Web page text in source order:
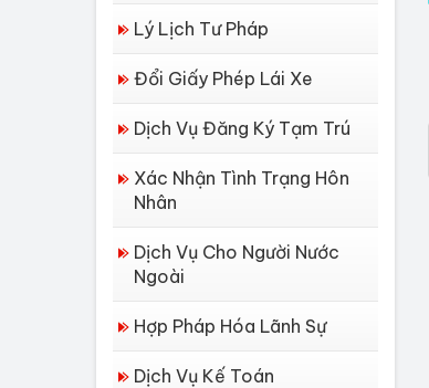
Lý Lịch Tư Pháp
Đổi Giấy Phép Lái Xe
Dịch Vụ Đăng Ký Tạm Trú
Xác Nhận Tình Trạng Hôn
Nhân
Dịch Vụ Cho Người Nước
Ngoài
Hợp Pháp Hóa Lãnh Sự
Dịch Vụ Kế Toán